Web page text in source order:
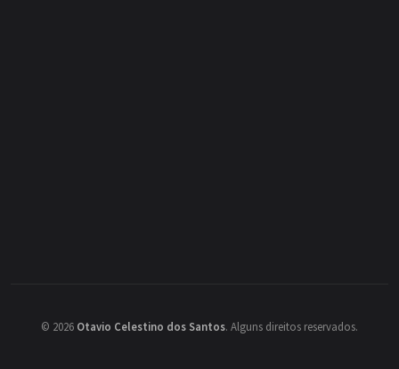
© 2026 Otavio Celestino dos Santos. Alguns direitos reservados.